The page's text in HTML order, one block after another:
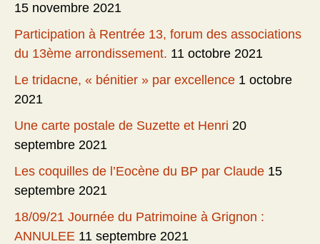
15 novembre 2021
Participation à Rentrée 13, forum des associations
du 13ème arrondissement. 11 octobre 2021
Le tridacne, « bénitier » par excellence 1 octobre
2021
Une carte postale de Suzette et Henri 20
septembre 2021
Les coquilles de l’Eocène du BP par Claude 15
septembre 2021
18/09/21 Journée du Patrimoine à Grignon :
ANNULEE 11 septembre 2021